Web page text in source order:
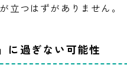
立つはずがありません。
に過ぎない可能性